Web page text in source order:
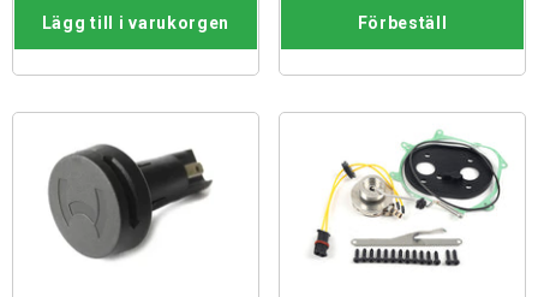
Lägg till i varukorgen Förbeställ